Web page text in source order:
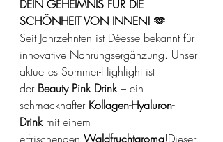
DEIN GEHEIMNIS FÜR DIE
SCHÖNHEIT VON INNEN! 🫶
Seit Jahrzehnten ist Déesse bekannt für
innovative Nahrungsergänzung. Unser
aktuelles Sommer-Highlight ist
der Beauty Pink Drink – ein
schmackhafter Kollagen-Hyaluron-
Drink mit einem
erfrischenden Waldfruchtaroma!Dieser